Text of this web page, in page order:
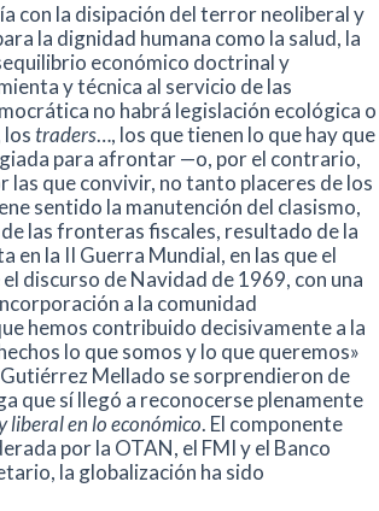
con la disipación del terror neoliberal y
la dignidad humana como la salud, la
económico doctrinal y
y técnica al servicio de las
no habrá legislación ecológica o
lostraders…, los que tienen lo que hay que
para afrontar —o, por el contrario,
que convivir, no tanto placeres de los
sentido la manutención del clasismo,
las fronteras fiscales, resultado de la
la II Guerra Mundial, en las que el
discurso de Navidad de 1969, con una
a la comunidad
hemos contribuido decisivamente a la
lo que somos y lo que queremos»
Mellado se sorprendieron de
que sí llegó a reconocerse plenamente
liberal en lo económico. El componente
por la OTAN, el FMI y el Banco
la globalización ha sido